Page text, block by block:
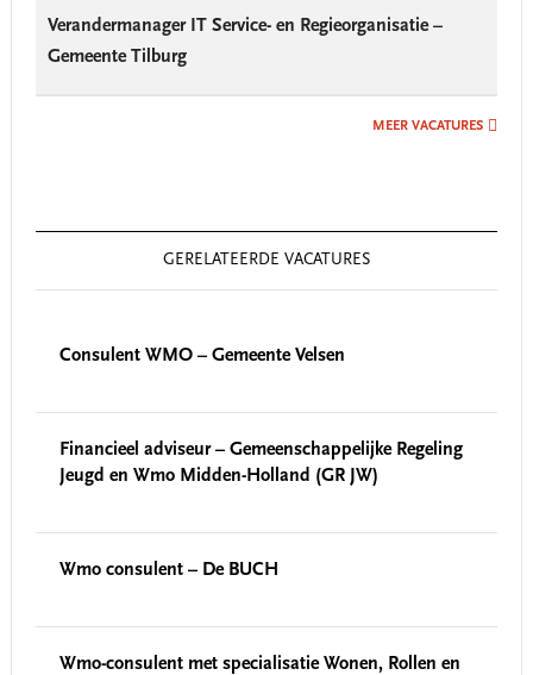
Verandermanager IT Service- en Regieorganisatie –
Gemeente Tilburg
MEER VACATURES
GERELATEERDE VACATURES
Consulent WMO – Gemeente Velsen
Financieel adviseur – Gemeenschappelijke Regeling
Jeugd en Wmo Midden-Holland (GR JW)
Wmo consulent – De BUCH
Wmo-consulent met specialisatie Wonen, Rollen en